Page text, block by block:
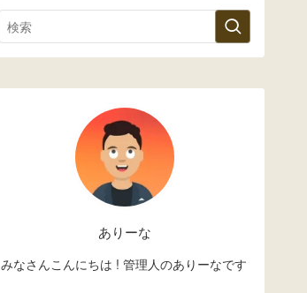
ありーな
みなさんこんにちは ! 管理人のありーなです